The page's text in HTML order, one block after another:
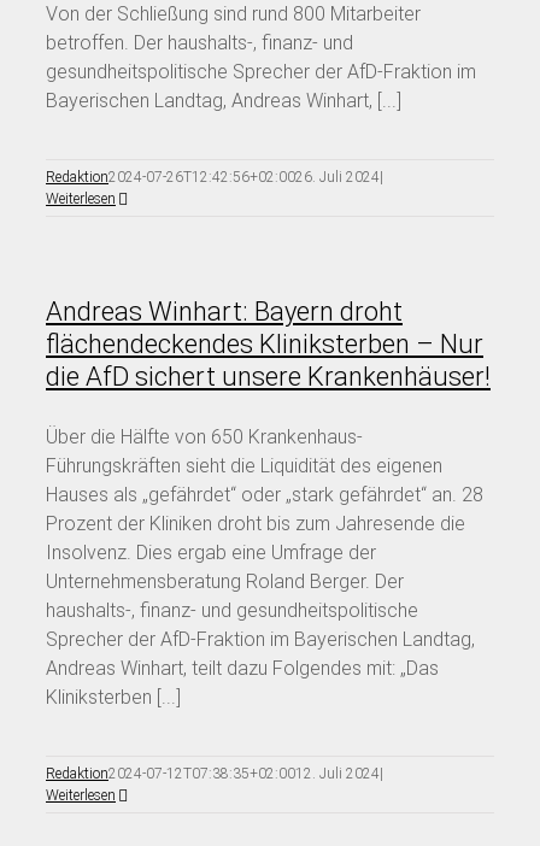
Von der Schließung sind rund 800 Mitarbeiter
betroffen. Der haushalts-, finanz- und
gesundheitspolitische Sprecher der AfD-Fraktion im
Bayerischen Landtag, Andreas Winhart, [...]
Redaktion2024-07-26T12:42:56+02:0026. Juli 2024|
Weiterlesen
Andreas Winhart: Bayern droht
flächendeckendes Kliniksterben – Nur
die AfD sichert unsere Krankenhäuser!
Über die Hälfte von 650 Krankenhaus-
Führungskräften sieht die Liquidität des eigenen
Hauses als „gefährdet“ oder „stark gefährdet“ an. 28
Prozent der Kliniken droht bis zum Jahresende die
Insolvenz. Dies ergab eine Umfrage der
Unternehmensberatung Roland Berger. Der
haushalts-, finanz- und gesundheitspolitische
Sprecher der AfD-Fraktion im Bayerischen Landtag,
Andreas Winhart, teilt dazu Folgendes mit: „Das
Kliniksterben [...]
Redaktion2024-07-12T07:38:35+02:0012. Juli 2024|
Weiterlesen